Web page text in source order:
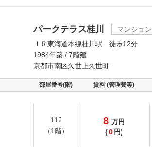
パークテラス桂川
マンション
ＪＲ東海道本線桂川駅 徒歩12分
1984年築 / 7階建
京都市南区久世上久世町
部屋番号(階) 賃料 (管理費等)
112
（1階）
8 万円
(0 円)